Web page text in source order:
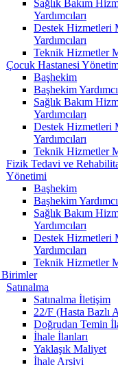
Sağlık Bakım
Yardımcıları
Destek Hizmetleri
Yardımcıları
Teknik Hizmetler
Çocuk Hastanesi
Başhekim
Başhekim
Sağlık Bakım
Yardımcıları
Destek Hizmetleri
Yardımcıları
Teknik Hizmetler
Fizik Tedavi ve
Yönetimi
Başhekim
Başhekim
Sağlık Bakım
Yardımcıları
Destek Hizmetleri
Yardımcıları
Teknik Hizmetler
Satınalma
Satınalma İletişim
22/F (Hasta Bazlı
Doğrudan Temin
İhale İlanları
Yaklaşık Maliyet
İhale Arşivi